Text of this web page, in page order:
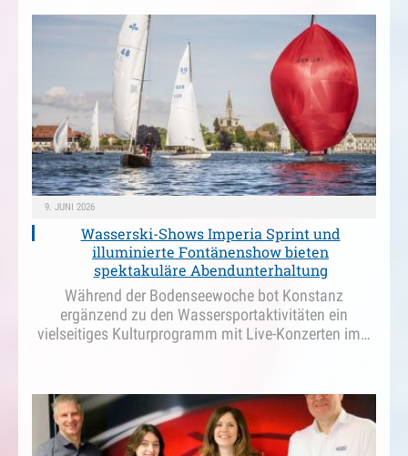
9. JUNI 2026
Wasserski-Shows Imperia Sprint und
illuminierte Fontänenshow bieten
spektakuläre Abendunterhaltung
Während der Bodenseewoche bot Konstanz
ergänzend zu den Wassersportaktivitäten ein
vielseitiges Kulturprogramm mit Live-Konzerten im…